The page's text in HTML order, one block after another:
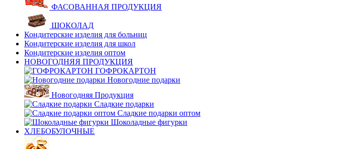
ФАСОВАННАЯ ПРОДУКЦИЯ
ШОКОЛАД
Кондитерские изделия для больниц
Кондитерские изделия для школ
Кондитерские изделия оптом
НОВОГОДНЯЯ ПРОДУКЦИЯ
ГОФРОКАРТОН
Новогодние подарки
Новогодняя Продукция
Сладкие подарки
Сладкие подарки оптом
Шоколадные фигурки
ХЛЕБОБУЛОЧНЫЕ